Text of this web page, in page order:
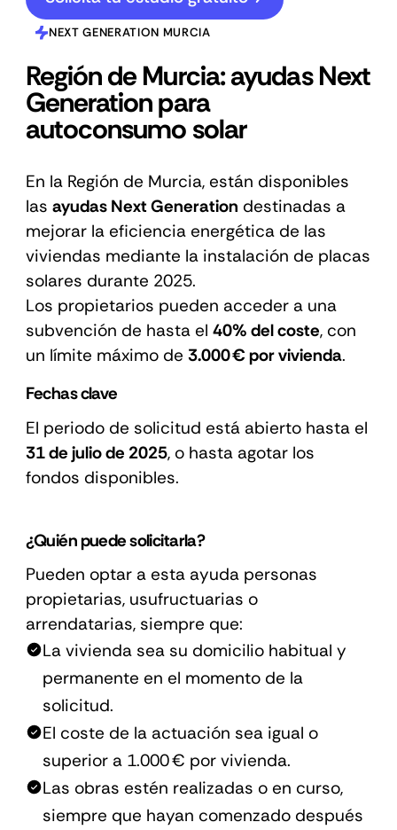
NEXT GENERATION MURCIA
Región de Murcia: ayudas Next
Generation para
autoconsumo solar
En la Región de Murcia, están disponibles
las ayudas Next Generation destinadas a
mejorar la eficiencia energética de las
viviendas mediante la instalación de placas
solares durante 2025.
Los propietarios pueden acceder a una
subvención de hasta el 40% del coste, con
un límite máximo de 3.000 € por vivienda.
Fechas clave
El periodo de solicitud está abierto hasta el
31 de julio de 2025, o hasta agotar los
fondos disponibles.
¿Quién puede solicitarla?
Pueden optar a esta ayuda personas
propietarias, usufructuarias o
arrendatarias, siempre que:
La vivienda sea su domicilio habitual y
permanente en el momento de la
solicitud.
El coste de la actuación sea igual o
superior a 1.000 € por vivienda.
Las obras estén realizadas o en curso,
siempre que hayan comenzado después